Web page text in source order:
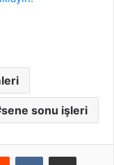
sene sonu işleri
Reddit VKontakteE-Posta ile paylaş